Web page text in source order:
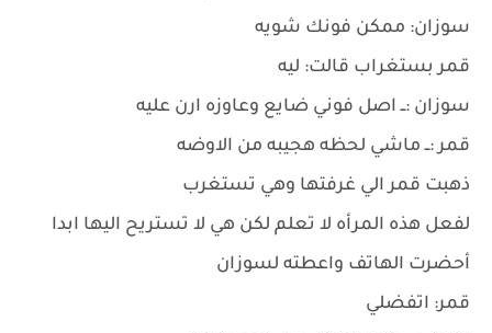
سوزان: ممكن فونك شويه
قمر بستغراب قالت: ليه
سوزان :ــ اصل فوني ضايع وعاوزه ارن عليه
قمر :ــ ماشي لحظه هجيبه من الاوضه
ذهبت قمر الي غرفتها وهي تستغرب
لفعل هذه المرأه لا تعلم لكن هي لا تستريح اليها ابدا
أحضرت الهاتف واعطته لسوزان
قمر: اتفضلي